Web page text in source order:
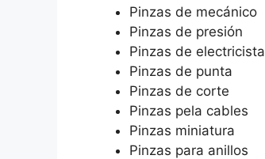
Pinzas de mecánico
Pinzas de presión
Pinzas de electricista
Pinzas de punta
Pinzas de corte
Pinzas pela cables
Pinzas miniatura
Pinzas para anillos